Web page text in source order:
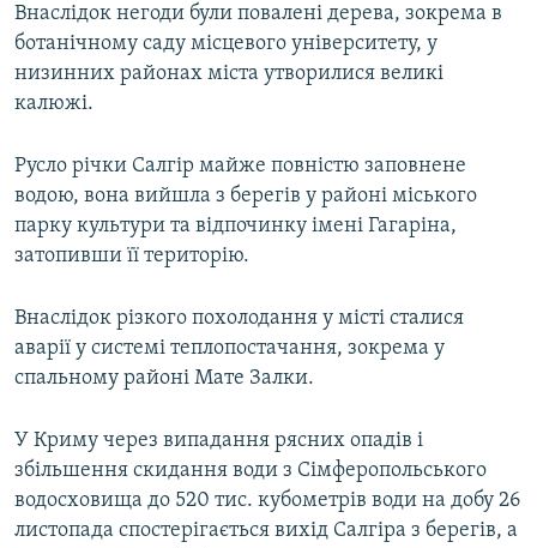
УКРАЇНСЬКА ПРОБЛЕМА КРИМУ
ІНФОГРАФІКА
Qırımtatar
ДОЛУЧАЙСЯ!
Усі сайти RFE/RL
Внаслідок негоди були повалені дерева, зокрема в
ботанічному саду місцевого університету, у
низинних районах міста утворилися великі
калюжі.
Русло річки Салгір майже повністю заповнене
водою, вона вийшла з берегів у районі міського
парку культури та відпочинку імені Гагаріна,
затопивши її територію.
Внаслідок різкого похолодання у місті сталися
аварії у системі теплопостачання, зокрема у
спальному районі Мате Залки.
У Криму через випадання рясних опадів і
збільшення скидання води з Сімферопольського
водосховища до 520 тис. кубометрів води на добу 26
листопада спостерігається вихід Салгіра з берегів, а